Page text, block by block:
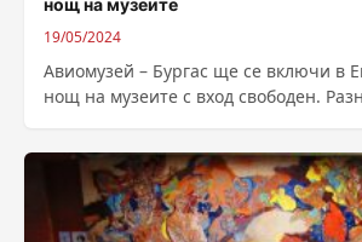
нощ на музеите
19/05/2024
Авиомузей – Бургас ще се включи в
нощ на музеите с вход свободен.